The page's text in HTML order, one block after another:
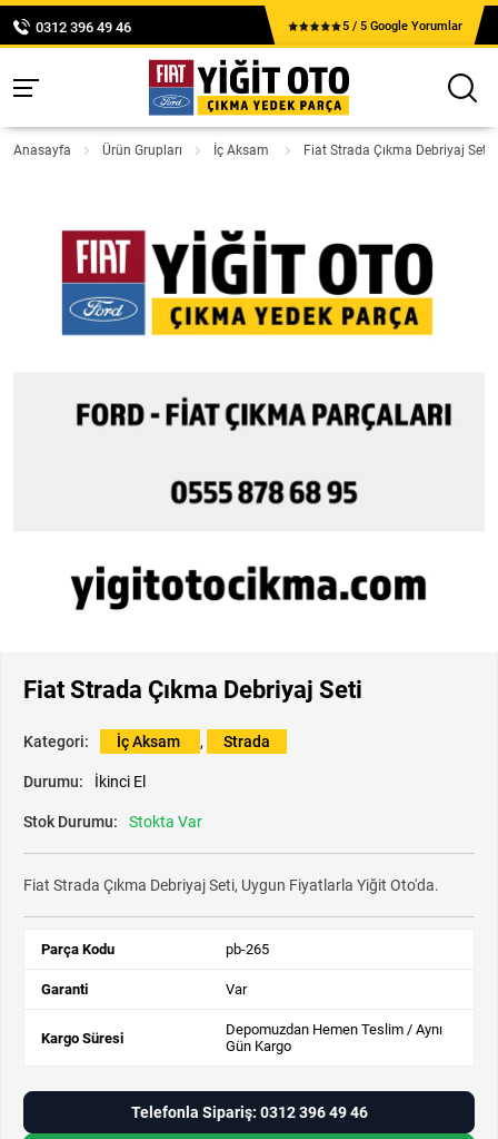
0312 396 49 46 5 / 5 Google Yorumlar
Anasayfa Ürün Grupları İç Aksam Fiat Strada Çıkma Debriyaj Seti
Fiat Strada Çıkma Debriyaj Seti
Kategori: İç Aksam , Strada
Durumu: İkinci El
Stok Durumu: Stokta Var
Fiat Strada Çıkma Debriyaj Seti, Uygun Fiyatlarla Yiğit Oto'da.
Parça Kodu pb-265
Garanti Var
Kargo Süresi
Depomuzdan Hemen Teslim / Aynı
Gün Kargo
Telefonla Sipariş: 0312 396 49 46